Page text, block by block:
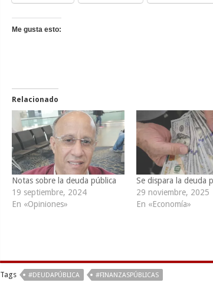
Me gusta esto:
Relacionado
Notas sobre la deuda pública
19 septiembre, 2024
En «Opiniones»
Se dispara la deuda
29 noviembre, 2025
En «Economía»
Tags #DEUDAPÚBLICA #FINANZASPÚBLICAS